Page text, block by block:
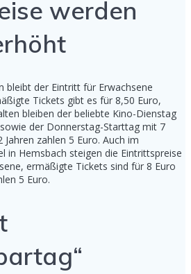
werden
bleibt der Eintritt für Erwachsene
Tickets gibt es für 8,50 Euro,
bleiben der beliebte Kino-Dienstag
der Donnerstag-Starttag mit 7
zahlen 5 Euro. Auch im
in Hemsbach steigen die Eintrittspreise
ermäßigte Tickets sind für 8 Euro
5 Euro.